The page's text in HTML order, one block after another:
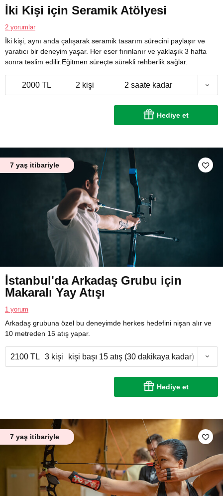
İki Kişi için Seramik Atölyesi
2 yorumlar
İki kişi, aynı anda çalışarak seramik tasarım sürecini paylaşır ve
yaratıcı bir deneyim yaşar. Her eser fırınlanır ve yaklaşık 3 hafta
sonra teslim edilir.Eğitmen süreçte sürekli rehberlik sağlar.
2000 TL 2 kişi 2 saate kadar
Hediye et
7 yaş itibariyle
İstanbul'da Arkadaş Grubu için
Makaralı Yay Atışı
1 yorum
Arkadaş grubuna özel bu deneyimde herkes hedefini nişan alır ve
10 metreden 15 atış yapar.
2100 TL 3 kişi kişi başı 15 atış (30 dakikaya kadar)
Hediye et
7 yaş itibariyle